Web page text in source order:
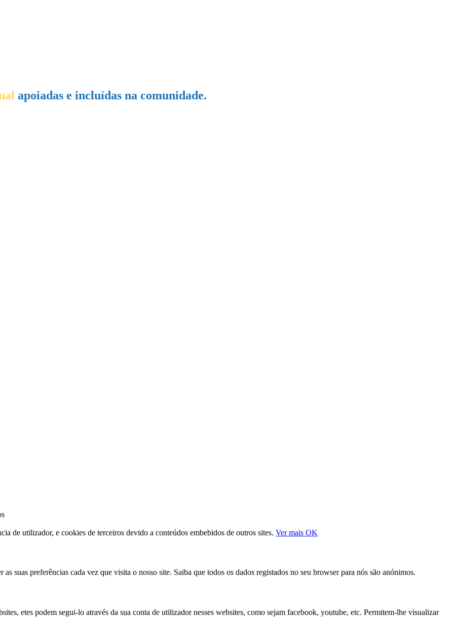
apoiadas e incluídas na comunidade.
de utilizador, e cookies de terceiros devido a conteúdos embebidos de outros sites. Ver mais OK
suas preferências cada vez que visita o nosso site. Saiba que todos os dados registados no seu browser para nós são anónimos.
etes podem segui-lo através da sua conta de utilizador nesses websites, como sejam facebook, youtube, etc. Permitem-lhe visualizar